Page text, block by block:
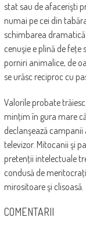
stat sau de afacerişti
numai pe cei din
schimbarea
cenuşie e plină de feţe
porniri animalice, de
se urăsc reciproc cu
Valorile probate
minţim în gura mare
declanşează
televizor. Mitocanii şi
pretenţii intelectuale
condusă de
mirositoare şi clisoasă.
COMENTARII